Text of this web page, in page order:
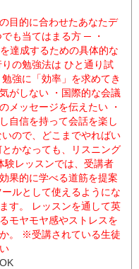
目的に合わせたあなたデ
も当てはまる方 ─ ・
達成するための具体的な
の勉強法は ひと通り試
強に「効率」を求めてき
がしない ・国際的な会議
メッセージを伝えたい ・
自信を持って会話を楽し
ので、どこまでやればい
かなっても、リスニング
レッスンでは、受講者
果的に学べる道筋を提案
ルとして使えるようにな
す。 レッスンを通して英
モヤモヤ感やストレスを
。 ※受講されている生徒